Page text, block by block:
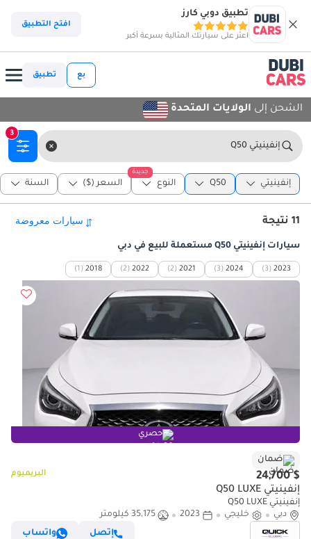
تطبيق دوبي كارز
اعثر على سيارتك المثالية بسرعة أكبر
افتح التطبيق
بع تطبيق
الشحن إلى الولايات المتحدة
إنفينيتي Q50
3
إنفينيتي Q50
جديدة
النوع السعر ($) السنة
11 نتيجة
سيارات إنفينيتي Q50 مستعملة للبيع في دبي
2023
(3)
2024
(3)
2021
(2)
2022
(2)
2018
(1)
حصري
ضمان
$ 24,700 البريميوم
إنفينيتي Q50 LUXE
إنفينيتي Q50 LUXE
دبي
خليجي 2023
35,175 كيلومتر
إتصل
واتساب